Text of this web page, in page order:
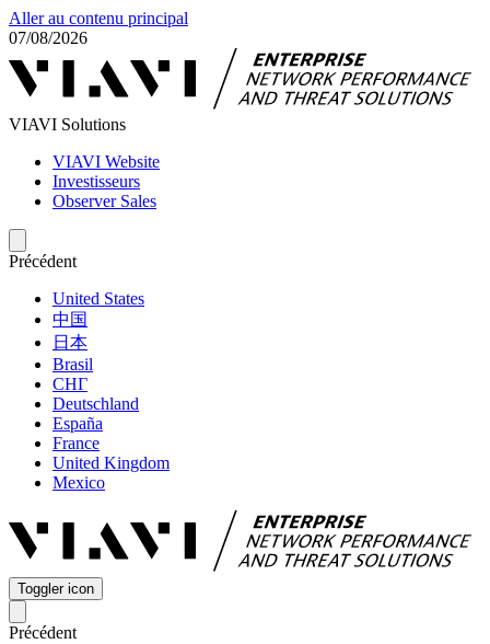
Aller au contenu principal
07/08/2026
VIAVI Solutions
VIAVI Website
Investisseurs
Observer Sales
Précédent
United States
中国
日本
Brasil
СНГ
Deutschland
España
France
United Kingdom
Mexico
Toggler icon
Précédent